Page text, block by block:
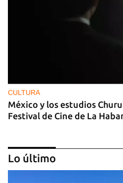
CULTURA
México y los estudios
Festival de Cine de La
Lo último